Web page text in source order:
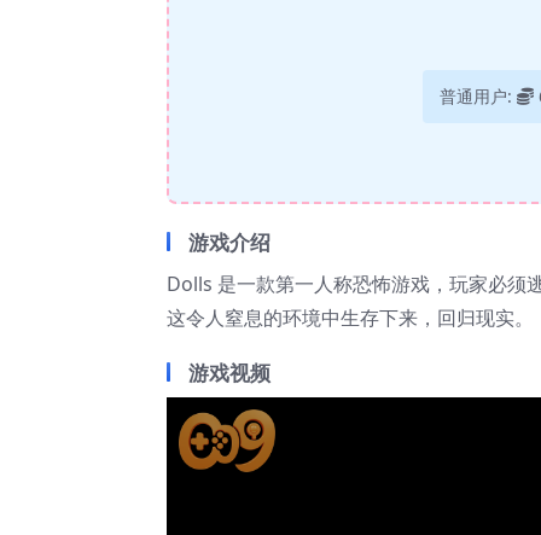
普通用户:
游戏介绍
Dolls 是一款第一人称恐怖游戏，玩家必须
这令人窒息的环境中生存下来，回归现实。
游戏视频